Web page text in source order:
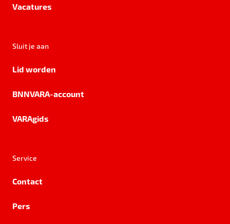
Vacatures
Sluit je aan
Lid worden
BNNVARA-account
VARAgids
Service
Contact
Pers